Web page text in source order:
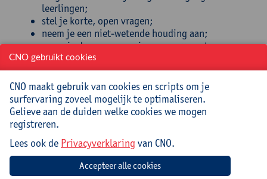
leerlingen;
stel je korte, open vragen;
neem je een niet-wetende houding aan;
vraag je door naar meningen, argumenten,
aannames en voorbeelden;
breng je in een veilige sfeer een meningsverschil
naar boven in je klas.
Doelgroep
Begeleiding
CNO gebruikt cookies
CNO maakt gebruik van cookies en scripts om je
surfervaring zoveel mogelijk te optimaliseren.
Gelieve aan de duiden welke cookies we mogen
registreren.
Lees ook de Privacyverklaring van CNO.